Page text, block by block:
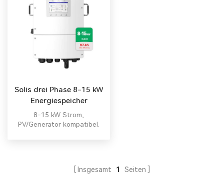
Solis drei Phase 8-15 kW
Energiespeicher
Wechselrichter
8-15 kW Strom,
PV/Generator kompatibel.
Insgesamt 1 Seiten